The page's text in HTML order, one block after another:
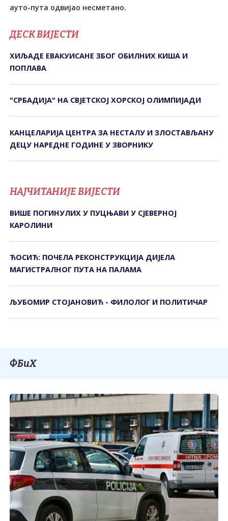
ауто-пута одвијао несметано.
ДЕСК ВИЈЕСТИ
ХИЉАДЕ ЕВАКУИСАНЕ ЗБОГ ОБИЛНИХ КИША И
ПОПЛАВА
"СРБАДИЈА" НА СВЈЕТСКОЈ ХОРСКОЈ ОЛИМПИЈАДИ
КАНЦЕЛАРИЈА ЦЕНТРА ЗА НЕСТАЛУ И ЗЛОСТАВЉАНУ
ДЕЦУ НАРЕДНЕ ГОДИНЕ У ЗВОРНИКУ
НАЈЧИТАНИЈЕ ВИЈЕСТИ
ВИШЕ ПОГИНУЛИХ У ПУЦЊАВИ У СЈЕВЕРНОЈ
КАРОЛИНИ
ЋОСИЋ: ПОЧЕЛА РЕКОНСТРУКЦИЈА ДИЈЕЛА
МАГИСТРАЛНОГ ПУТА НА ПАЛАМА
ЉУБОМИР СТОЈАНОВИЋ - ФИЛОЛОГ И ПОЛИТИЧАР
ФБиХ